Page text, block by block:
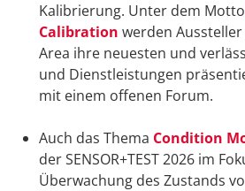
Kalibrierung. Unter dem Motto
Calibration werden
Area ihre neuesten und
und Dienstleistungen
mit einem offenen Forum.
Auch das Thema Condition
der SENSOR+TEST 2026 im
Überwachung des Zustands